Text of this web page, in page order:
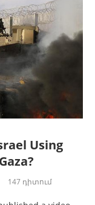
Using
147 դիտում